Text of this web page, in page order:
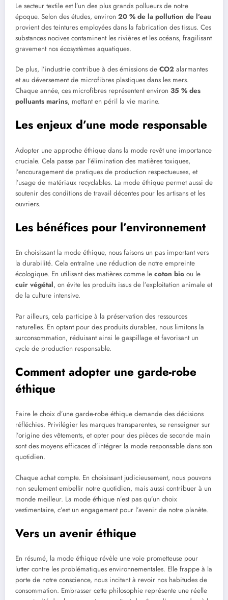
Le secteur textile est l’un des plus grands pollueurs de notre
époque. Selon des études, environ 20 % de la pollution de l’eau
provient des teintures employées dans la fabrication des tissus. Ces
substances nocives contaminent les rivières et les océans, fragilisant
gravement nos écosystèmes aquatiques.
De plus, l’industrie contribue à des émissions de CO2 alarmantes
et au déversement de microfibres plastiques dans les mers.
Chaque année, ces microfibres représentent environ 35 % des
polluants marins, mettant en péril la vie marine.
Les enjeux d’une mode responsable
Adopter une approche éthique dans la mode revêt une importance
cruciale. Cela passe par l’élimination des matières toxiques,
l’encouragement de pratiques de production respectueuses, et
l’usage de matériaux recyclables. La mode éthique permet aussi de
soutenir des conditions de travail décentes pour les artisans et les
ouvriers.
Les bénéfices pour l’environnement
En choisissant la mode éthique, nous faisons un pas important vers
la durabilité. Cela entraîne une réduction de notre empreinte
écologique. En utilisant des matières comme le coton bio ou le
cuir végétal, on évite les produits issus de l’exploitation animale et
de la culture intensive.
Par ailleurs, cela participe à la préservation des ressources
naturelles. En optant pour des produits durables, nous limitons la
surconsommation, réduisant ainsi le gaspillage et favorisant un
cycle de production responsable.
Comment adopter une garde-robe
éthique
Faire le choix d’une garde-robe éthique demande des décisions
réfléchies. Privilégier les marques transparentes, se renseigner sur
l’origine des vêtements, et opter pour des pièces de seconde main
sont des moyens efficaces d’intégrer la mode responsable dans son
quotidien.
Chaque achat compte. En choisissant judicieusement, nous pouvons
non seulement embellir notre quotidien, mais aussi contribuer à un
monde meilleur. La mode éthique n’est pas qu’un choix
vestimentaire, c’est un engagement pour l’avenir de notre planète.
Vers un avenir éthique
En résumé, la mode éthique révèle une voie prometteuse pour
lutter contre les problématiques environnementales. Elle frappe à la
porte de notre conscience, nous incitant à revoir nos habitudes de
consommation. Embrasser cette philosophie représente une réelle